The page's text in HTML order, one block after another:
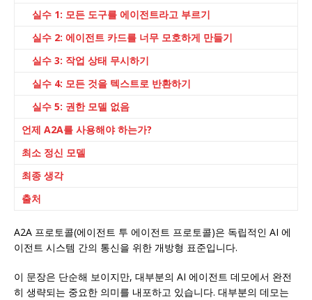
실수 1: 모든 도구를 에이전트라고 부르기
실수 2: 에이전트 카드를 너무 모호하게 만들기
실수 3: 작업 상태 무시하기
실수 4: 모든 것을 텍스트로 반환하기
실수 5: 권한 모델 없음
언제 A2A를 사용해야 하는가?
최소 정신 모델
최종 생각
출처
A2A 프로토콜(에이전트 투 에이전트 프로토콜)은 독립적인 AI 에
이전트 시스템 간의 통신을 위한 개방형 표준입니다.
이 문장은 단순해 보이지만, 대부분의 AI 에이전트 데모에서 완전
히 생략되는 중요한 의미를 내포하고 있습니다. 대부분의 데모는